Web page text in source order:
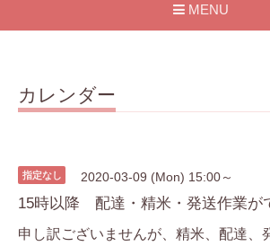
MENU
カレンダー
指定なし 2020-03-09 (Mon) 15:00～
15時以降 配達・精米・発送作業が
申し訳ございませんが、精米、配達、